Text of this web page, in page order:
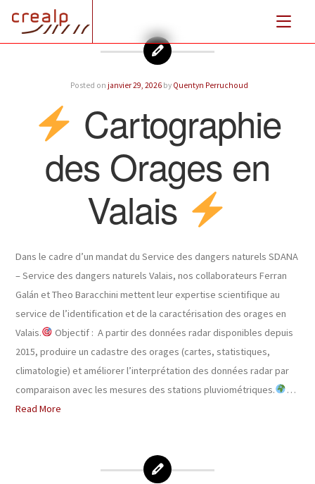
Posted on janvier 29, 2026by Quentyn Perruchoud
Cartographie
des Orages en
Valais
Dans le cadre d’un mandat du Service des dangers naturels SDANA
– Service des dangers naturels Valais, nos collaborateurs Ferran
Galán et Theo Baracchini mettent leur expertise scientifique au
service de l’identification et de la caractérisation des orages en
Valais.
Objectif : A partir des données radar disponibles depuis
2015, produire un cadastre des orages (cartes, statistiques,
climatologie) et améliorer l’interprétation des données radar par
comparaison avec les mesures des stations pluviométriques.
…
Read More